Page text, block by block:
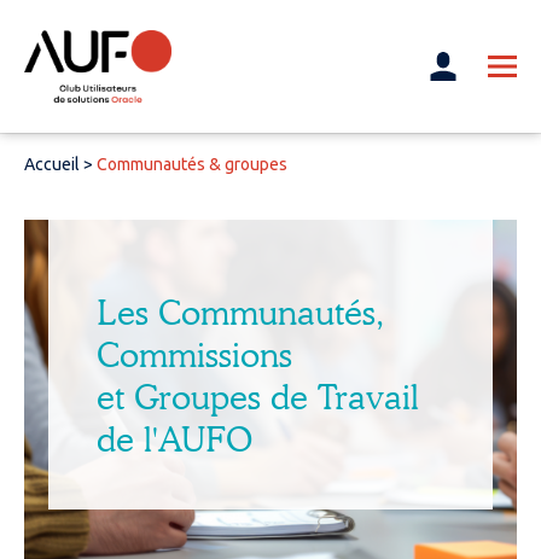
Accueil > Communautés & groupes
Les Communautés,
Commissions
et Groupes de Travail
de l'AUFO